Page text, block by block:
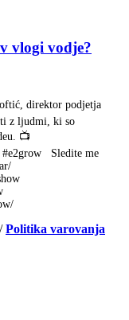
vlogi vodje?
direktor podjetja
z ljudmi, ki so
📺
#e2grow Sledite me
Politika varovanja